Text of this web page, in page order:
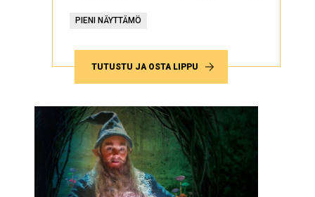
PIENI NÄYTTÄMÖ
TUTUSTU JA OSTA LIPPU